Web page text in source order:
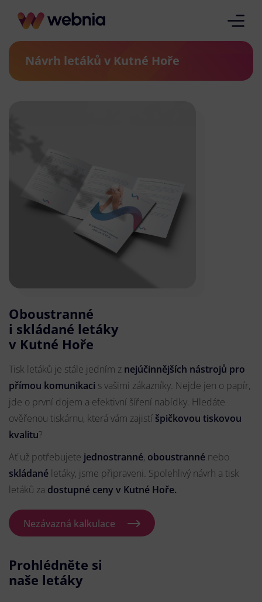
Návrh letáků v Kutné Hoře
Oboustranné
i skládané letáky
v Kutné Hoře
Tisk letáků je stále jedním z nejúčinnějších nástrojů pro
přímou komunikaci s vašimi zákazníky. Nejde jen o papír,
jde o první dojem a efektivní šíření nabídky. Hledáte
ověřenou tiskárnu, která vám zajistí špičkovou tiskovou
kvalitu?
Ať už potřebujete jednostranné, oboustranné nebo
skládané letáky, jsme připraveni. Spolehlivý návrh a tisk
letáků za dostupné ceny v Kutné Hoře.
Nezávazná kalkulace
Prohlédněte si
naše letáky